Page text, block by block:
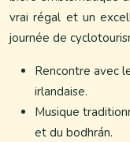
vrai régal et un
journée de
Rencontre avec
irlandaise.
Musique
et du bodhrán.